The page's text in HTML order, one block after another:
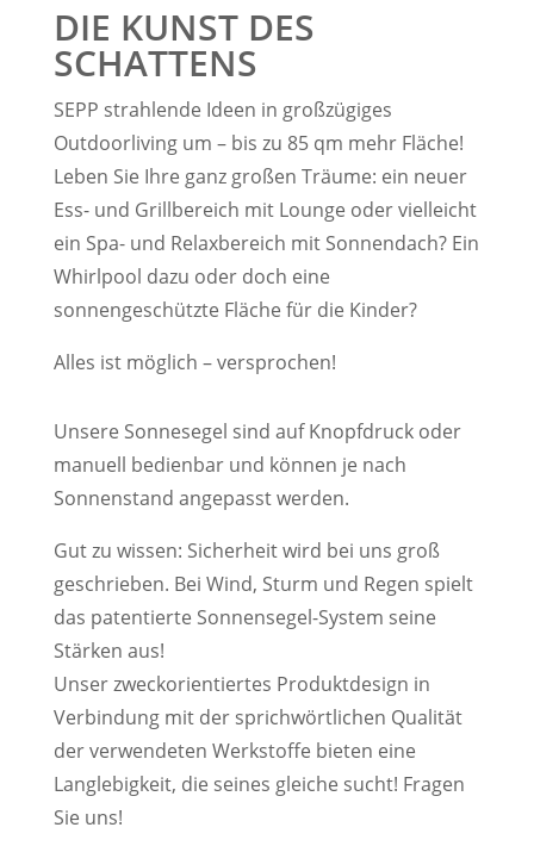
DIE KUNST DES
SCHATTENS
SEPP strahlende Ideen in großzügiges
Outdoorliving um – bis zu 85 qm mehr Fläche!
Leben Sie Ihre ganz großen Träume: ein neuer
Ess- und Grillbereich mit Lounge oder vielleicht
ein Spa- und Relaxbereich mit Sonnendach? Ein
Whirlpool dazu oder doch eine
sonnengeschützte Fläche für die Kinder?
Alles ist möglich – versprochen!
Unsere Sonnesegel sind auf Knopfdruck oder
manuell bedienbar und können je nach
Sonnenstand angepasst werden.
Gut zu wissen: Sicherheit wird bei uns groß
geschrieben. Bei Wind, Sturm und Regen spielt
das patentierte Sonnensegel-System seine
Stärken aus!
Unser zweckorientiertes Produktdesign in
Verbindung mit der sprichwörtlichen Qualität
der verwendeten Werkstoffe bieten eine
Langlebigkeit, die seines gleiche sucht! Fragen
Sie uns!